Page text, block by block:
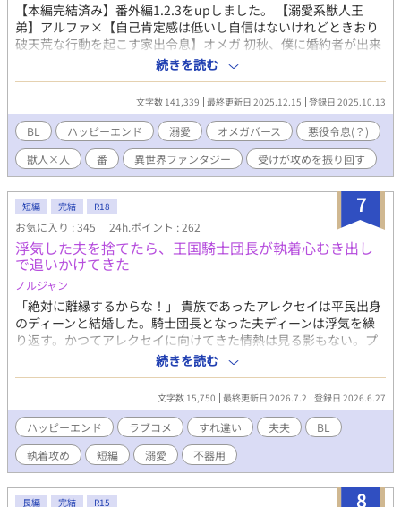
【本編完結済み】番外編1.2.3をupしました。 【溺愛系獣人王
弟】アルファ×【自己肯定感は低いし自信はないけれどときおり
破天荒な行動を起こす家出令息】オメガ 初秋、僕に婚約者が出来
た。穏やかで優しげな公爵令息だ。恋のトキメキはなくても、こ
の人となら穏やかな夫夫生活が送れるかもれないと、僕は期待し
た。そんなものははなから僕にはないのだと、現実を見せつけら
れるように学園の東屋で抱きしめ合う恋人同士――婚約者とその
幼なじみの令嬢の姿を見た。 やってられるか！ 好きな相手がい
るなら婚約を解消してその人と添えば良いと婚約者に伝えても
「傷つけるつもりはなかった」だの「不甲斐ない婚約者ですまな
い」だのと言い訳ばかり。おまけに学園で僕が恋人同士を権力で
引き裂いたと噂が流れた。よーし、婚約破棄だ！ 教本にぴった
りな物語を見つけた僕は「悪役令息」になってやる。 無事？ 婚
約破棄した後は、国を飛び出し世界を見に行こう！ オメガとい
っても、僕のフェロモンは微弱すぎて誰にも感じ取れないし、発
情期だって来たことがない。オメガの弱点がなければベータとし
て薬師見習いになってもいい。さあ、隣国へ出発だ！ と意気込
んだ僕の前に、盗賊が現れた。腕力も頭脳もなく出来る事といっ
たら薬草を育てることと調薬くらいの僕が選べるのは、「死」か
「死んだほうがマシ」の二択だけ。せっかく自由になれたのにと
絶望しているその時、僕の前に現れたのは……。溺愛獣人王弟×
自己肯定感は低いし自信はないけれどときおり破天荒な行動を起
こす家出令息のオメガバース。 11/1から始まりました、「第13回
BL大賞」に参加しています。投票、ブクマ、いいね、しおり、感
想などで応援していただけると嬉しいです！最後まで頑張りま
す！
続きを読む
文字数 141,339 最終更新日 2025.12.15 登録日 2025.10.13
BL ハッピーエンド 溺愛 オメガバース
悪役令息(？)
獣人×人
番 異世界ファンタジー 受けが攻めを振り回す
7
短編 完結 R18
お気に入り : 345 24h.ポイント : 262
浮気した夫を捨てたら、王国騎士団長が執着心むき出し
で追いかけてきた
ノルジャン
「絶対に離縁するからな！」 貴族であったアレクセイは平民出身
のディーンと結婚した。騎士団長となった夫ディーンは浮気を繰
り返す。かつてアレクセイに向けてきた情熱は見る影もない。プ
ライドの高いアレクセイは、新たなパトロンを見つけようと決意
する。向かった夜会で再会したのは、国の宰相でもある学生時代
の先輩、ウォートン公爵だった。彼の甘い誘いに乗ろうかと心が
揺れたその瞬間、強く腕を掴まれ阻まれた。 「こんな所で男漁り
とはいいご身分だな」 冷え切ったはずの夫が見せる独占欲。彼の
真意とは一体…？すれ違い続けた2人の行く末は？
続きを読む
文字数 15,750 最終更新日 2026.7.2 登録日 2026.6.27
ハッピーエンド ラブコメ すれ違い 夫夫
BL
執着攻め
短編 溺愛 不器用
8
長編 完結 R15